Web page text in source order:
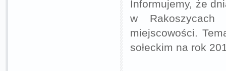
Informujemy, że
w Rakoszycach
miejscowości.
sołeckim na rok